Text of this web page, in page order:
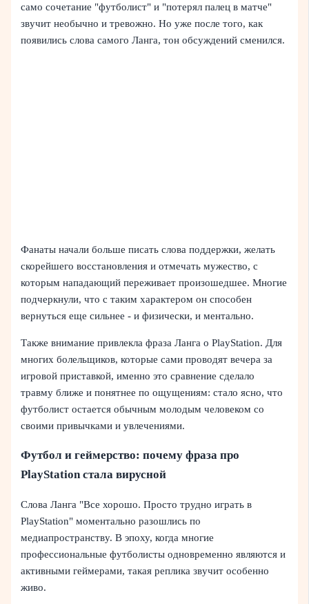
само сочетание "футболист" и "потерял палец в матче"
звучит необычно и тревожно. Но уже после того, как
появились слова самого Ланга, тон обсуждений сменился.
Фанаты начали больше писать слова поддержки, желать
скорейшего восстановления и отмечать мужество, с
которым нападающий переживает произошедшее. Многие
подчеркнули, что с таким характером он способен
вернуться еще сильнее - и физически, и ментально.
Также внимание привлекла фраза Ланга о PlayStation. Для
многих болельщиков, которые сами проводят вечера за
игровой приставкой, именно это сравнение сделало
травму ближе и понятнее по ощущениям: стало ясно, что
футболист остается обычным молодым человеком со
своими привычками и увлечениями.
Футбол и геймерство: почему фраза про
PlayStation стала вирусной
Слова Ланга "Все хорошо. Просто трудно играть в
PlayStation" моментально разошлись по
медиапространству. В эпоху, когда многие
профессиональные футболисты одновременно являются и
активными геймерами, такая реплика звучит особенно
живо.